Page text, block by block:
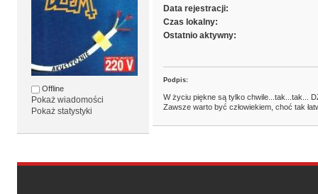
Offline
Pokaż wiadomości
Pokaż statystyki
Data rejestracji:
Czas lokalny:
Ostatnio aktywny:
Podpis:
W życiu piękne są tylko chwile...tak...tak...
Zawsze warto być człowiekiem, choć tak